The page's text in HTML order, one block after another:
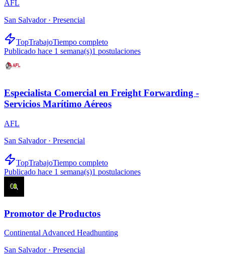
AFL
San Salvador · Presencial
TopTrabajoTiempo completo
Publicado hace 1 semana(s)1 postulaciones
Especialista Comercial en Freight Forwarding -
Servicios Marítimo Aéreos
AFL
San Salvador · Presencial
TopTrabajoTiempo completo
Publicado hace 1 semana(s)1 postulaciones
Promotor de Productos
Continental Advanced Headhunting
San Salvador · Presencial